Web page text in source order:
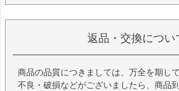
返品・交換につい
商品の品質につきましては、万全を期し
不良・破損などがございましたら、商品